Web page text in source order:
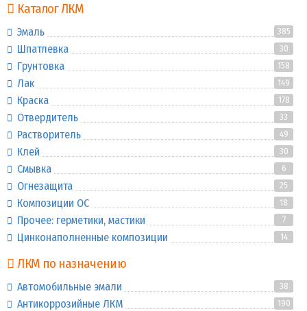
Каталог ЛКМ
Эмаль 385
Шпатлевка 30
Грунтовка 158
Лак 149
Краска 178
Отвердитель 33
Растворитель 49
Клей 30
Смывка 6
Огнезащита 25
Композиции ОС 18
Прочее: герметики, мастики 7
Цинконаполненные композиции 14
ЛКМ по назначению
Автомобильные эмали 38
Антикоррозийные ЛКМ 190